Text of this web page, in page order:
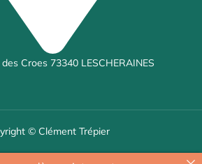
Croes 73340 LESCHERAINES
© Clément Trépier